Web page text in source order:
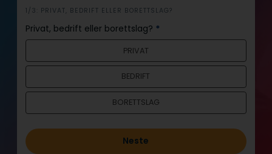
h
e
r
1/3: PRIVAT, BEDRIFT ELLER BORETTSLAG?
Privat, bedrift eller borettslag? *
PRIVAT
BEDRIFT
BORETTSLAG
Neste